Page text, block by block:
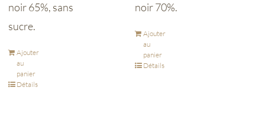
noir 65%, sans
sucre.
Ajouter
au
panier
Détails
noir 70%.
Ajouter
au
panier
Détails